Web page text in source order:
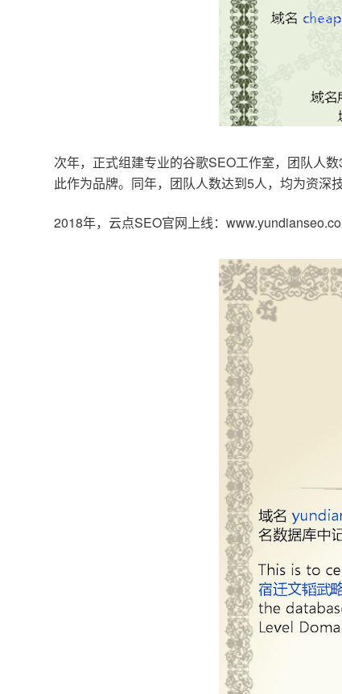
次年，正式组建专业的谷歌SEO工作室，团队人
此作为品牌。同年，团队人数达到5人，均为资深技
2018年，云点SEO官网上线：